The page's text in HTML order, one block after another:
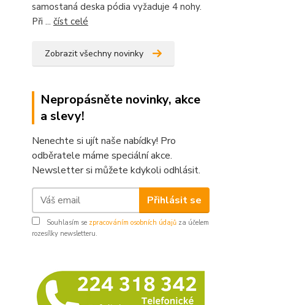
samostaná deska pódia vyžaduje 4 nohy.
Při ... číst celé
Zobrazit všechny novinky
Nepropásněte novinky, akce
a slevy!
Nenechte si ujít naše nabídky! Pro
odběratele máme speciální akce.
Newsletter si můžete kdykoli odhlásit.
Přihlásit se
Souhlasím se zpracováním osobních údajů za účelem
rozesílky newsletteru.